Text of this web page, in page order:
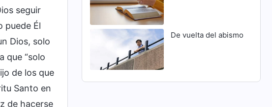
seguir
puede Él
Dios, solo
que “solo
de los que
Santo en
de hacerse
De vuelta del abismo